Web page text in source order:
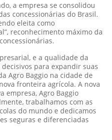
a empresa se consolidou
concessionárias do Brasil.
eleita como
reconhecimento máximo da
e a qualidade da
para expandir suas
Agro Baggio na cidade de
fronteira agrícola. A nova
empresa, Agro Baggio
trabalhamos com as
do mundo e dedicamos
seguras e diferenciadas